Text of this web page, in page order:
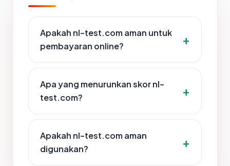
Apakah nl-test.com aman untuk
pembayaran online?
Apa yang menurunkan skor nl-
test.com?
Apakah nl-test.com aman
digunakan?